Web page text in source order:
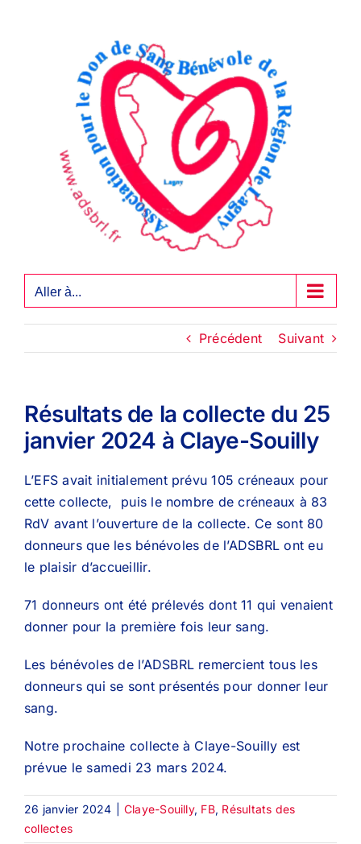
Aller à...
Précédent Suivant
Résultats de la collecte du 25
janvier 2024 à Claye-Souilly
L’EFS avait initialement prévu 105 créneaux pour
cette collecte, puis le nombre de créneaux à 83
RdV avant l’ouverture de la collecte. Ce sont 80
donneurs que les bénévoles de l’ADSBRL ont eu
le plaisir d’accueillir.
71 donneurs ont été prélevés dont 11 qui venaient
donner pour la première fois leur sang.
Les bénévoles de l’ADSBRL remercient tous les
donneurs qui se sont présentés pour donner leur
sang.
Notre prochaine collecte à Claye-Souilly est
prévue le samedi 23 mars 2024.
26 janvier 2024 Claye-Souilly, FB, Résultats des
collectes